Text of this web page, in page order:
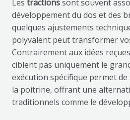
Les tractionssont souvent
développement du dos et des
quelques ajustements
polyvalent peut transformer
Contrairement aux idées
ciblent pas uniquement le
exécution spécifique permet
la poitrine, offrant une
traditionnels comme le